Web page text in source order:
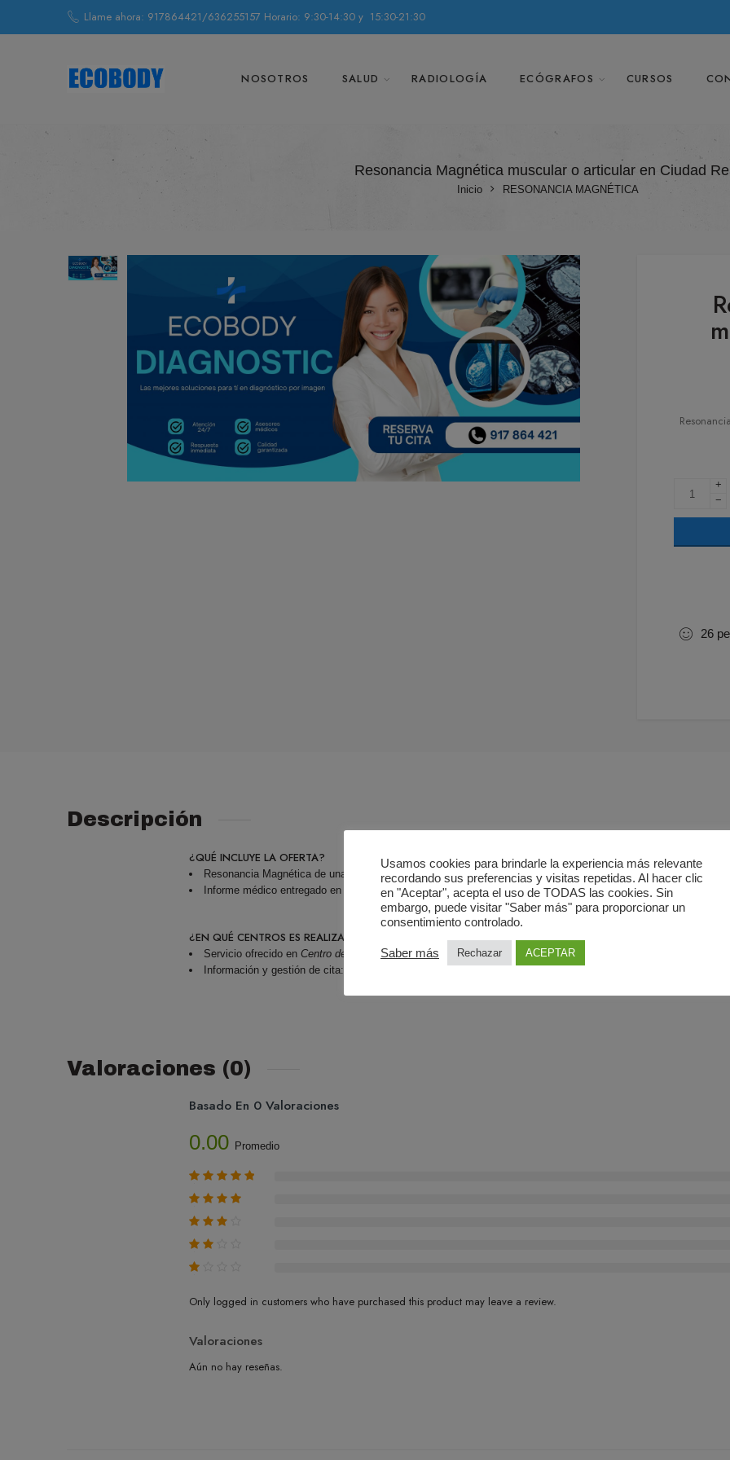
Llame ahora: 917864421/636255157 Horario: 9:30-14:30 y 15:30-21:30
NOSOTROS SALUD RADIOLOGÍA ECÓGRAFOS CURSOS
Resonancia Magnética muscular o articular en Ciudad
Inicio RESONANCIA MAGNÉTICA
+
−
26
Descripción
¿QUÉ INCLUYE LA OFERTA?
Resonancia Magnética de una articulación, grupo muscular o columna vertebral
Informe médico entregado en 4872 horas
¿EN QUÉ CENTROS ES REALIZADA LA RESONANCIA MAGNÉTICA?
Servicio ofrecido en Centro de diagnóstico asociado a Ecobody en Parla, Fuenlabrada, Coslada o Rivas
Información y gestión de cita: 917864421/636255157
Valoraciones (0)
Basado En 0 Valoraciones
0.00 Promedio
Only logged in customers who have purchased this product may leave a review.
Valoraciones
Aún no hay reseñas.
Usamos cookies para brindarle la experiencia más relevante
recordando sus preferencias y visitas repetidas. Al hacer clic
en "Aceptar", acepta el uso de TODAS las cookies. Sin
embargo, puede visitar "Saber más" para proporcionar un
consentimiento controlado.
Saber más Rechazar ACEPTAR